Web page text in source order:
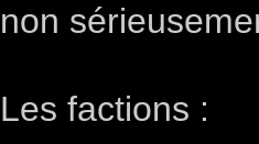
non
Les factions :